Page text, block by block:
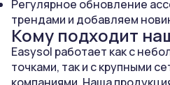
Регулярное обновление
трендами и добавляем
Кому подходит
Easysol работает как с
точками, так и с крупными